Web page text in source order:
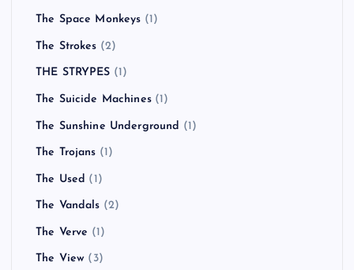
The Space Monkeys (1)
The Strokes (2)
THE STRYPES (1)
The Suicide Machines(1)
The Sunshine Underground (1)
The Trojans (1)
The Used (1)
The Vandals (2)
The Verve (1)
The View (3)